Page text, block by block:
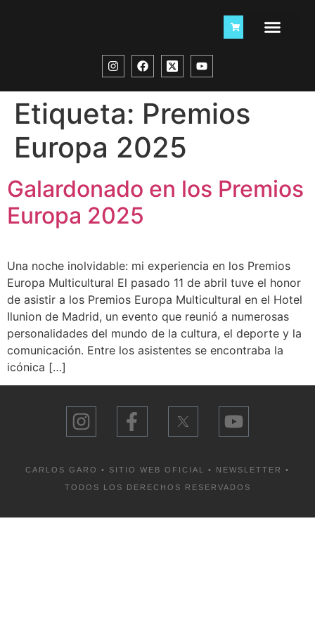
Etiqueta: Premios
Europa 2025
Galardonado en los Premios
Europa 2025
Una noche inolvidable: mi experiencia en los Premios
Europa Multicultural El pasado 11 de abril tuve el honor
de asistir a los Premios Europa Multicultural en el Hotel
Ilunion de Madrid, un evento que reunió a numerosas
personalidades del mundo de la cultura, el deporte y la
comunicación. Entre los asistentes se encontraba la
icónica […]
CARLOS GARO • SITIO WEB OFICIAL • NEWSLETTER •
TODOS LOS DERECHOS RESERVADOS